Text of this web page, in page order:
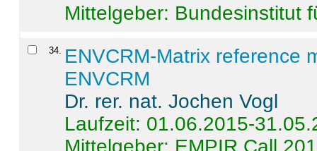
Mittelgeber: Bundesinstitut
34. ENVCRM-Matrix reference
ENVCRM
Dr. rer. nat. Jochen Vogl
Laufzeit: 01.06.2015-
Mittelgeber: EMPIR Call